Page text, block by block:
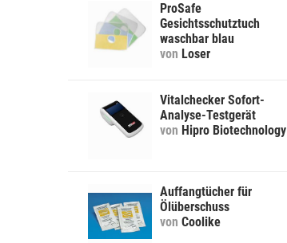
ProSafe
Gesichtsschutztuch
waschbar blau
von Loser
Vitalchecker Sofort-
Analyse-Testgerät
von Hipro Biotechnology
Auffangtücher für
Ölüberschuss
von Coolike